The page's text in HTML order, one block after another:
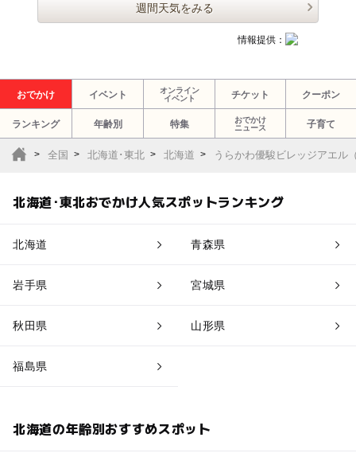
週間天気をみる
情報提供：
おでかけ イベント
オンライン
イベント
チケット クーポン
ランキング 年齢別 特集
おでかけ
ニュース
子育て
全国 北海道･東北 北海道 うらかわ優駿ビレッジアエル
北海道･東北おでかけ人気スポットランキング
北海道 青森県
岩手県 宮城県
秋田県 山形県
福島県
北海道の年齢別おすすめスポット